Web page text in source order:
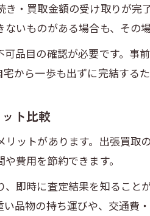
納得できる出張買
トラブル事例から
龍ケ崎市のリサイ
スムーズな出張買取を
出張買取時の連絡
不用品整理と出張
出張買取の待ち時
出張買取でトラブルを
・買取金額の受け取りが
いものがある場合も、その
品目の確認が必要です。事
から一歩も出ずに完結する
ト比較
ットがあります。出張買
費用を節約できます。
即時に査定結果を知るこ
品物の持ち運びや、交通費